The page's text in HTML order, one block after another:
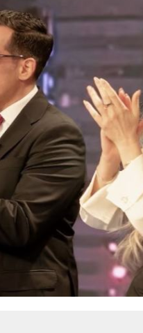
POR FALTA DE TRATAMIENTO